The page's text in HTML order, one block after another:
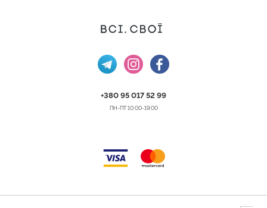
+380 95 017 52 99
ПН-ПТ 10:00-19:00